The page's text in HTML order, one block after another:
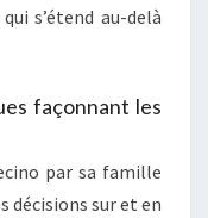
s’étend au-delà
façonnant les
par sa famille
sur et en